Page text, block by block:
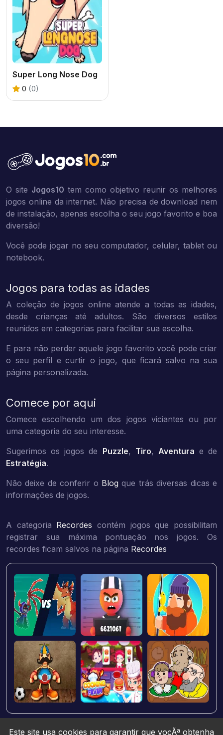
Super Long Nose Dog
0 (0)
O site Jogos10 tem como objetivo reunir os melhores
jogos online da internet. Não precisa de download nem
de instalação, apenas escolha o seu jogo favorito e boa
diversão!
Você pode jogar no seu computador, celular, tablet ou
notebook.
Jogos para todas as idades
A coleção de jogos online atende a todas as idades,
desde crianças até adultos. São diversos estilos
reunidos em categorias para facilitar sua escolha.
E para não perder aquele jogo favorito você pode criar
o seu perfil e curtir o jogo, que ficará salvo na sua
página personalizada.
Comece por aqui
Comece escolhendo um dos jogos viciantes ou por
uma categoria do seu interesse.
Sugerimos os jogos de Puzzle, Tiro, Aventura e de
Estratégia.
Não deixe de conferir o Blog que trás diversas dicas e
informações de jogos.
A categoria Recordes contém jogos que possibilitam
registrar sua máxima pontuação nos jogos. Os
recordes ficam salvos na página Recordes
Este site usa cookies para garantir que vocÃª obtenha